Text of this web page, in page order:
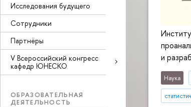
Исследования будущего
Сотрудники
Партнёры
V Всероссийский конгресс
кафедр ЮНЕСКО
ОБРАЗОВАТЕЛЬНАЯ
ДЕЯТЕЛЬНОСТЬ
и
Наука